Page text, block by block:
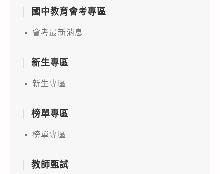
國中教育會考專區
會考最新消息
新生專區
新生專區
榜單專區
榜單專區
教師甄試